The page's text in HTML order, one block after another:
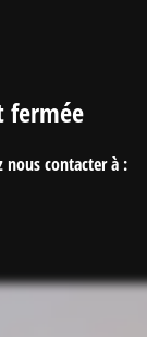
fermée
nous contacter à :